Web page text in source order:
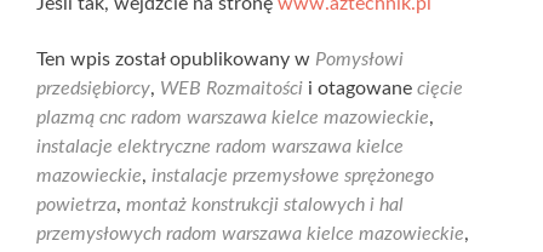
Jeśli tak, wejdźcie na stronę www.aztechnik.pl
Ten wpis został opublikowany w Pomysłowi
przedsiębiorcy, WEB Rozmaitości i otagowane cięcie
plazmą cnc radom warszawa kielce mazowieckie,
instalacje elektryczne radom warszawa kielce
mazowieckie, instalacje przemysłowe sprężonego
powietrza, montaż konstrukcji stalowych i hal
przemysłowych radom warszawa kielce mazowieckie,